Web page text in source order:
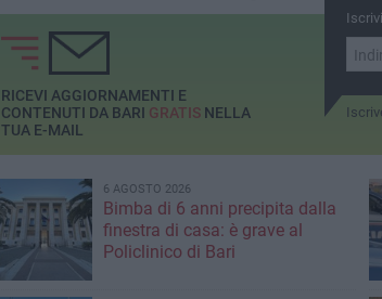
RICEVI AGGIORNAMENTI E
CONTENUTI DA BARI GRATISNELLA
TUA E-MAIL
6 AGOSTO 2026
Bimba di 6 anni precipita dalla
finestra di casa: è grave al
Policlinico di Bari